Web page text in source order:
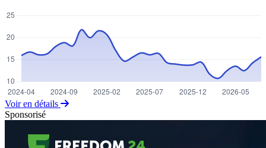
Voir en détails
Sponsorisé